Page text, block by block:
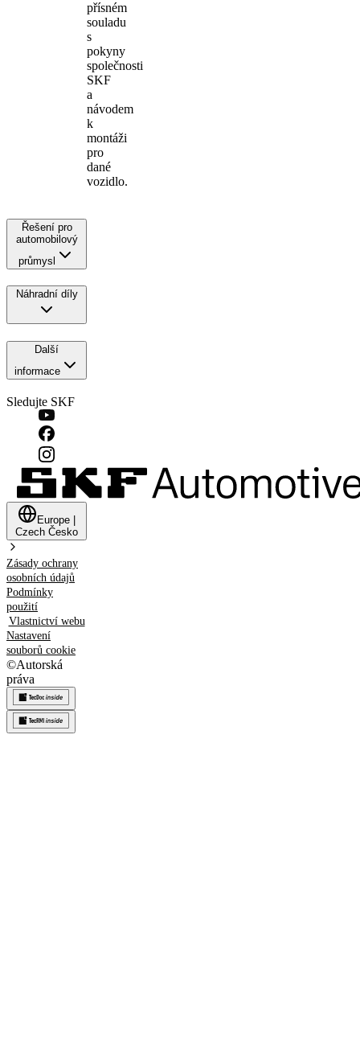
přísném
souladu
s
pokyny
společnosti
SKF
a
návodem
k
montáži
pro
dané
vozidlo.
Řešení pro
automobilový
průmysl
Náhradní díly
Další
informace
Sledujte SKF
Europe
Czech Česko
Zásady ochrany
osobních údajů
Podmínky
použití
Vlastnictví webu
Nastavení
souborů cookie
©Autorská
práva